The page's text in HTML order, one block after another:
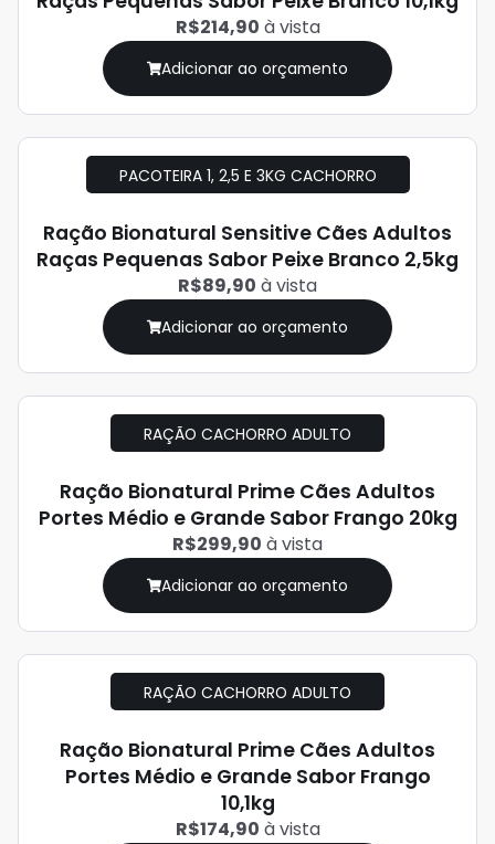
R$214,90 à vista
Adicionar ao orçamento
PACOTEIRA 1, 2,5 E 3KG CACHORRO
Ração Bionatural Sensitive Cães Adultos
Raças Pequenas Sabor Peixe Branco 2,5kg
R$89,90 à vista
Adicionar ao orçamento
RAÇÃO CACHORRO ADULTO
Ração Bionatural Prime Cães Adultos
Portes Médio e Grande Sabor Frango 20kg
R$299,90 à vista
Adicionar ao orçamento
RAÇÃO CACHORRO ADULTO
Ração Bionatural Prime Cães Adultos
Portes Médio e Grande Sabor Frango
10,1kg
R$174,90 à vista